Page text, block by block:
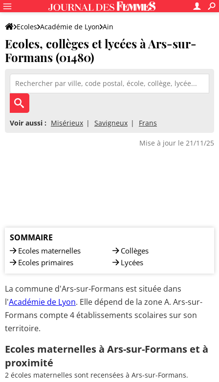
Ecoles Académie de Lyon Ain
Ecoles, collèges et lycées à Ars-sur-
Formans (01480)
Voir aussi : Misérieux Savigneux Frans
Mise à jour le 21/11/25
SOMMAIRE
Ecoles maternelles
Ecoles primaires
Collèges
Lycées
La commune d'Ars-sur-Formans est située dans
l'Académie de Lyon. Elle dépend de la zone A. Ars-sur-
Formans compte 4 établissements scolaires sur son
territoire.
Ecoles maternelles à Ars-sur-Formans et à
proximité
2 écoles maternelles sont recensées à Ars-sur-Formans.